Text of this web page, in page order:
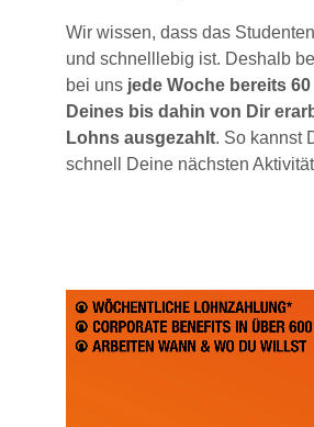
Wir wissen, dass das
und schnelllebig ist. Deshalb
bei uns jede Woche bereits
Deines bis dahin von Dir
Lohns ausgezahlt. So kannst
schnell Deine nächsten